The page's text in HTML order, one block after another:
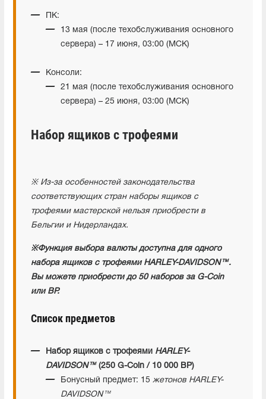
ПК:
13 мая (после техобслуживания основного
сервера) – 17 июня, 03:00 (МСК)
Консоли:
21 мая (после техобслуживания основного
сервера) – 25 июня, 03:00 (МСК)
Набор ящиков с трофеями
※ Из-за особенностей законодательства
соответствующих стран наборы ящиков с
трофеями мастерской нельзя приобрести в
Бельгии и Нидерландах.
※Функция выбора валюты доступна для одного
набора ящиков с трофеями HARLEY-DAVIDSON™.
Вы можете приобрести до 50 наборов за G-Coin
или BP.
Список предметов
Набор ящиков с трофеями HARLEY-
DAVIDSON™(250 G-Coin / 10 000 BP)
Бонусный предмет: 15 жетонов HARLEY-
DAVIDSON™